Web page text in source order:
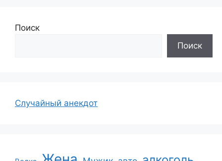
Поиск
Поиск
Случайный анекдот